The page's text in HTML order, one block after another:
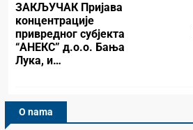
ЗАКЉУЧАК Пријава
концентрације
привредног субјекта
“АНЕКС” д.о.о. Бања
Лука, и…
O nama